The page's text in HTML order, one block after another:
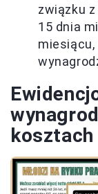
związku
15 dnia
miesiącu,